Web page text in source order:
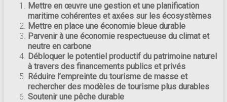
Mettre en œuvre une gestion et une planification
maritime cohérentes et axées sur les écosystèmes
Mettre en place une économie bleue durable
Parvenir à une économie respectueuse du climat et
neutre en carbone
Débloquer le potentiel productif du patrimoine naturel
à travers des financements publics et privés
Réduire l’empreinte du tourisme de masse et
rechercher des modèles de tourisme plus durables
Soutenir une pêche durable